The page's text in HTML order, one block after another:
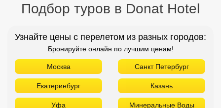
Подбор туров в Donat Hotel
Узнайте цены с перелетом из разных городов:
Бронируйте онлайн по лучшим ценам!
Москва Санкт Петербург
Екатеринбург Казань
Уфа Минеральные Воды